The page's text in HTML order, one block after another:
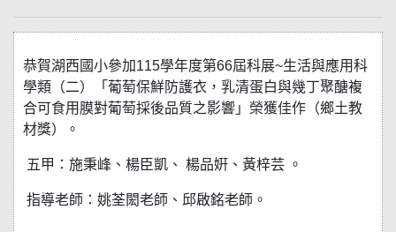
恭賀湖西國小參加115學年度第66屆科展~生活與應用科
學類（二）「葡萄保鮮防護衣，乳清蛋白與幾丁聚醣複
合可食用膜對葡萄採後品質之影響」榮獲佳作（鄉土教
材獎）。
五甲：施秉峰、楊臣凱、 楊品姸、黃梓芸 。
指導老師：姚荃閎老師、邱啟銘老師。